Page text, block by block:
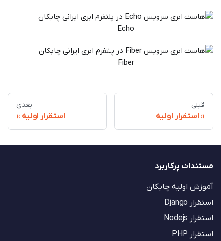
Echo
Fiber
قبلی
استقرار اولیه
بعدی
استقرار اولیه
مستندات پرکاربرد
آموزش اولیه چابکان
استقرار Django
استقرار Nodejs
استقرار PHP